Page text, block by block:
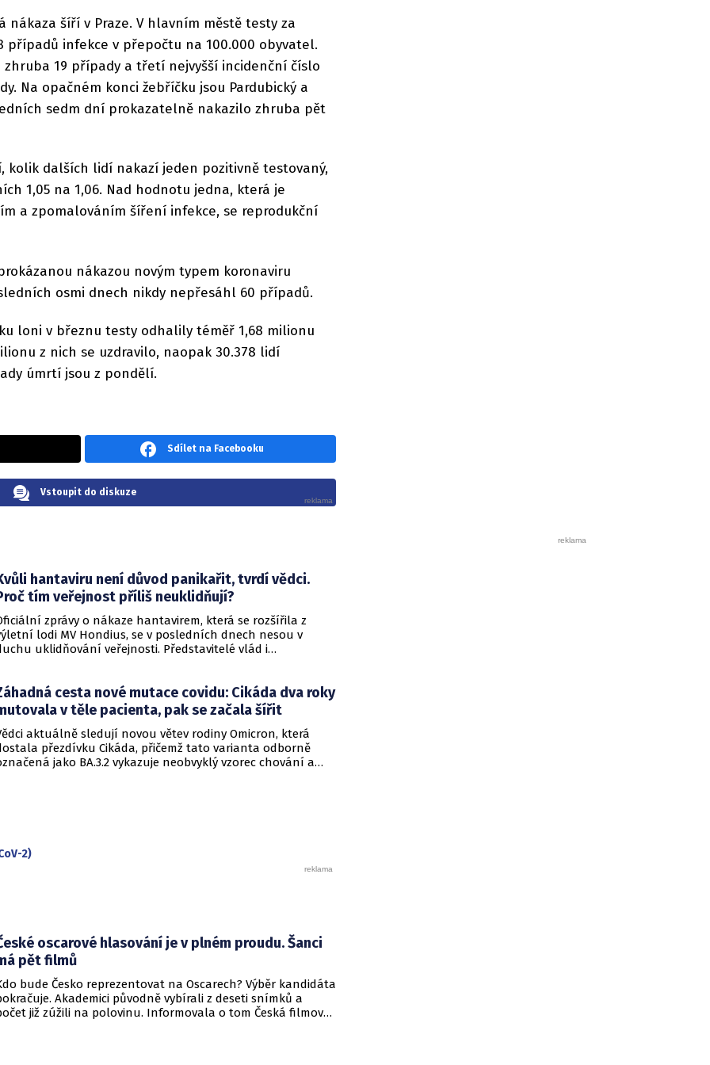
nákaza šíří v Praze. V hlavním městě testy za
infekce v přepočtu na 100.000 obyvatel.
zhruba 19 případy a třetí nejvyšší incidenční číslo
Na opačném konci žebříčku jsou Pardubický a
sedm dní prokazatelně nakazilo zhruba pět
kolik dalších lidí nakazí jeden pozitivně testovaný,
1,05 na 1,06. Nad hodnotu jedna, která je
a zpomalováním šíření infekce, se reprodukční
nákazou novým typem koronaviru
osmi dnech nikdy nepřesáhl 60 případů.
loni v březnu testy odhalily téměř 1,68 milionu
z nich se uzdravilo, naopak 30.378 lidí
úmrtí jsou z pondělí.
Sdílet na Facebooku
Vstoupit do diskuze
hantaviru není důvod panikařit, tvrdí vědci.
tím veřejnost příliš neuklidňují?
zprávy o nákaze hantavirem, která se rozšířila z
lodi MV Hondius, se v posledních dnech nesou v
uklidňování veřejnosti. Představitelé vlád i
podle CNN varují, že příliš sebevědomá rétorika, kterou
za úmyslné šíření klidu, může mít opačný účinek a
úzkost ve společnosti, která má stále v živé paměti
covidu-19.
cesta nové mutace covidu: Cikáda dva roky
v těle pacienta, pak se začala šířit
aktuálně sledují novou větev rodiny Omicron, která
přezdívku Cikáda, přičemž tato varianta odborně
jako BA.3.2 vykazuje neobvyklý vzorec chování a
vynořit po letech strávených pod zemí.
2)
oscarové hlasování je v plném proudu. Šanci
pět filmů
bude Česko reprezentovat na Oscarech? Výběr kandidáta
Akademici původně vybírali z deseti snímků a
již zúžili na polovinu. Informovala o tom Česká filmová